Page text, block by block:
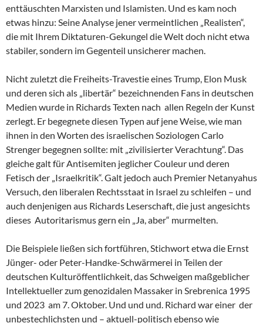
enttäuschten Marxisten und Islamisten. Und es kam noch
etwas hinzu: Seine Analyse jener vermeintlichen „Realisten“,
die mit Ihrem Diktaturen-Gekungel die Welt doch nicht etwa
stabiler, sondern im Gegenteil unsicherer machen.
Nicht zuletzt die Freiheits-Travestie eines Trump, Elon Musk
und deren sich als „libertär“ bezeichnenden Fans in deutschen
Medien wurde in Richards Texten nach allen Regeln der Kunst
zerlegt. Er begegnete diesen Typen auf jene Weise, wie man
ihnen in den Worten des israelischen Soziologen Carlo
Strenger begegnen sollte: mit „zivilisierter Verachtung“. Das
gleiche galt für Antisemiten jeglicher Couleur und deren
Fetisch der „Israelkritik“. Galt jedoch auch Premier Netanyahus
Versuch, den liberalen Rechtsstaat in Israel zu schleifen – und
auch denjenigen aus Richards Leserschaft, die just angesichts
dieses Autoritarismus gern ein „Ja, aber“ murmelten.
Die Beispiele ließen sich fortführen, Stichwort etwa die Ernst
Jünger- oder Peter-Handke-Schwärmerei in Teilen der
deutschen Kulturöffentlichkeit, das Schweigen maßgeblicher
Intellektueller zum genozidalen Massaker in Srebrenica 1995
und 2023 am 7. Oktober. Und und und. Richard war einer der
unbestechlichsten und – aktuell-politisch ebenso wie